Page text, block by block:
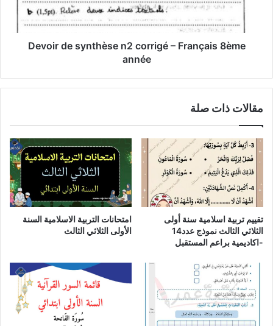
Français
année
Devoir de synthèse n2 corrigé – Français 8ème
année
مقالات ذات صلة
تقييم تربية اسلامية سنة أولى
الثلاثي الثالث نموذج عدد14
-اكاديمية براعم المستقبل
امتحانات التربية الاسلامية السنة
الأولى الثلاثي الثالث